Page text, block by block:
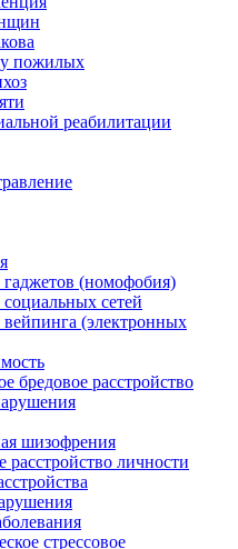
пожилых
реабилитации
гаджетов (номофобия)
сетей
вейпинга (электронных
бредовое расстройство
шизофрения
расстройство личности
стрессовое